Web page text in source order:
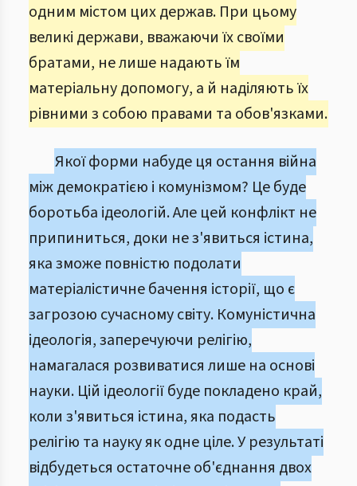
одним містом цих держав. При цьому
великі держави, вважаючи їх своїми
братами, не лише надають їм
матеріальну допомогу, а й наділяють їх
рівними з собою правами та обов'язками.
Якої форми набуде ця остання війна
між демократією і комунізмом? Це буде
боротьба ідеологій. Але цей конфлікт не
припиниться, доки не з'явиться істина,
яка зможе повністю подолати
матеріалістичне бачення історії, що є
загрозою сучасному світу. Комуністична
ідеологія, заперечуючи релігію,
намагалася розвиватися лише на основі
науки. Цій ідеології буде покладено край,
коли з'явиться істина, яка подасть
релігію та науку як одне ціле. У результаті
відбудеться остаточне об'єднання двох